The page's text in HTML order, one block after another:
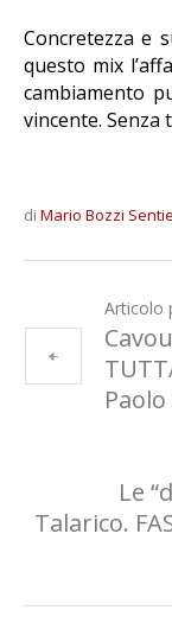
Concretezza e
questo mix
cambiamento
vincente. Senza
di Mario Bozzi
Articolo
Le
Talarico.